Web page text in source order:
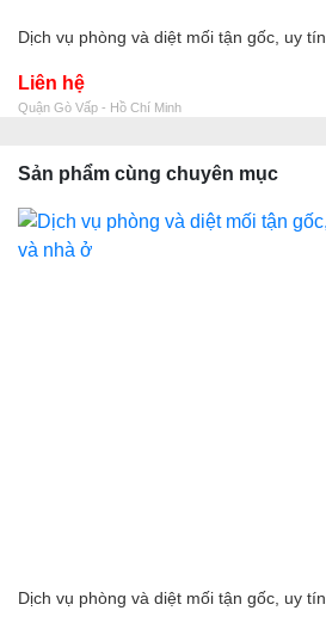
Dịch vụ phòng và diệt mối tận gốc, uy
Liên hệ
Quận Gò Vấp - Hồ Chí Minh
Sản phẩm cùng chuyên mục
Dịch vụ phòng và diệt mối tận gốc, uy